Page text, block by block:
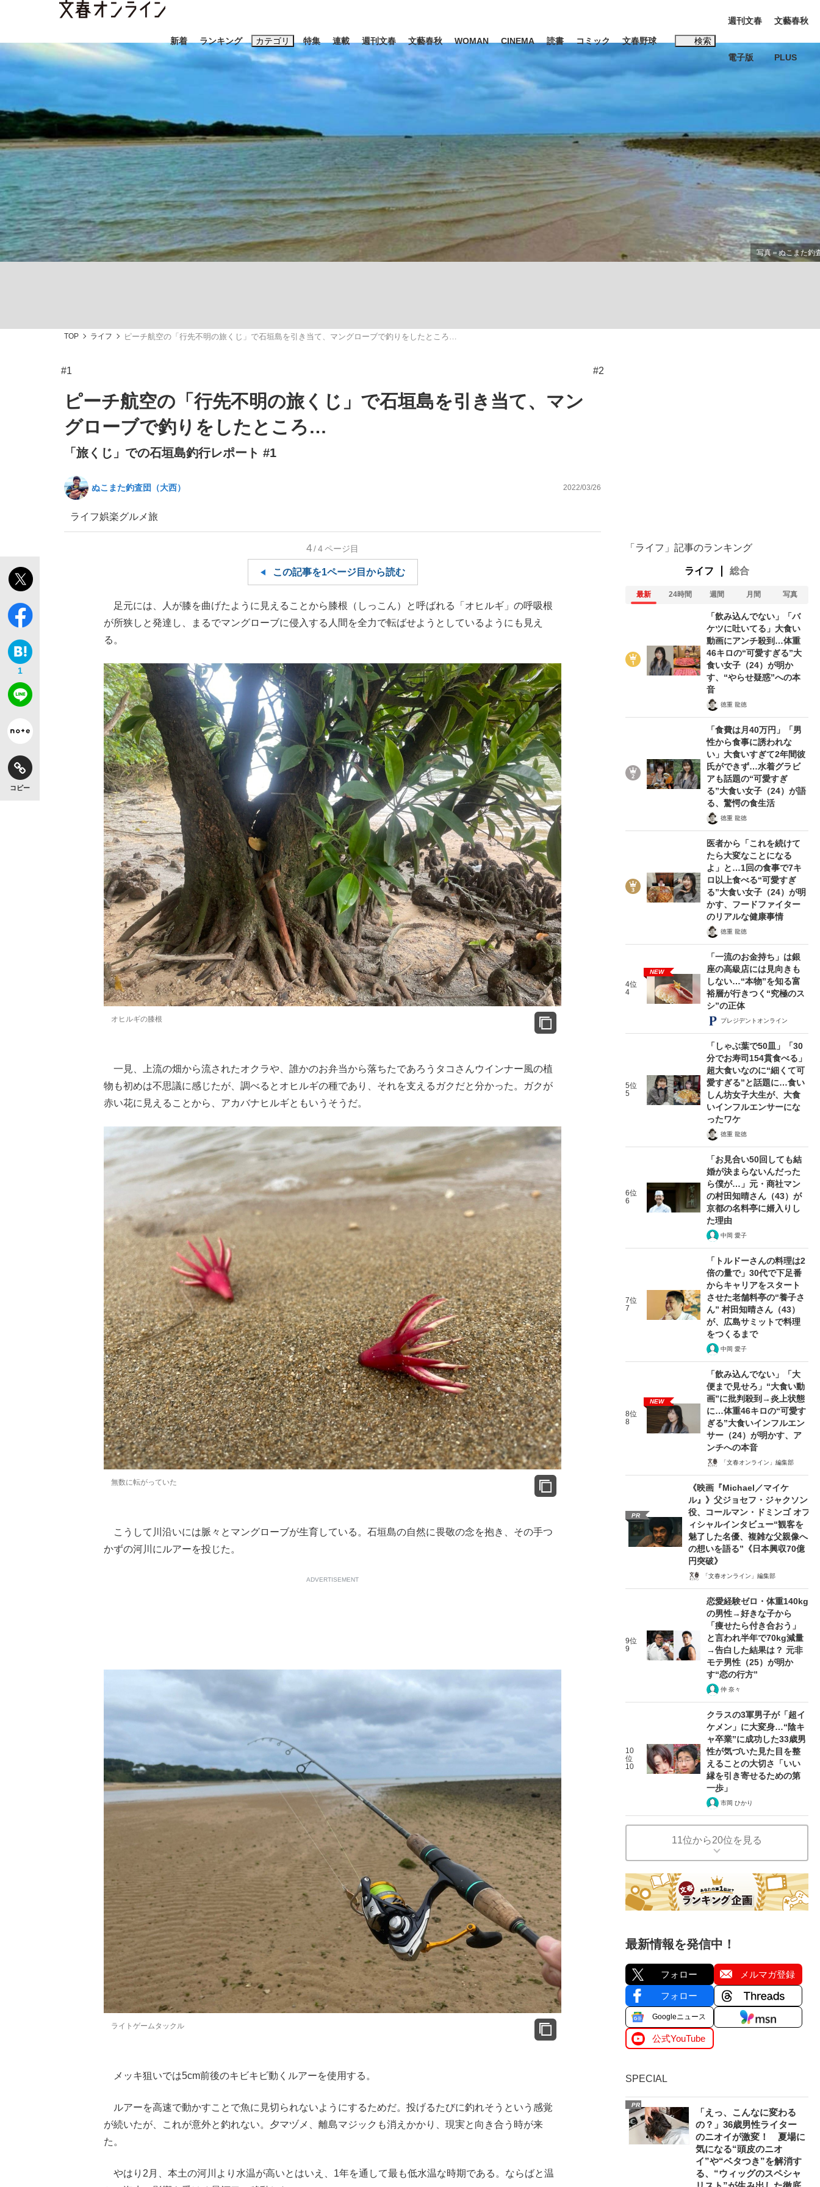
新着 ランキング カテゴリ
エンタメ ライフ インタビュー
「90%は失敗する。でも…」本田圭佑が初めて明かした日本代表監督に... 「最悪の空気のまま解散」WBC日本代表“敗戦”の真実 選手が明かす...
「目標達成できなかったからと言って…」サッカー日本代表・森保一監督...
もっと見る
特集
終戦から81年
観る将棋、読む将棋
連載 週刊文春 文藝春秋 WOMAN CINEMA 読書 コミック 文春野球 検索
キーワード入力
おすすめのキーワードタグ一覧
#藤田晋 #三山凌輝 #高市早苗 #後藤真希 #森岡毅 #城彰二 #内田有紀
#松田聖子
#玉木雄一郎
#亀和田武
週刊文春
電子版
文藝春秋
PLUS
TOP ライフ ピーチ航空の「行先不明の旅くじ」で石垣島を引き当て、マングローブで釣りをしたところ…
#1 #2
ピーチ航空の「行先不明の旅くじ」で石垣島を引き当て、マン
グローブで釣りをしたところ…
「旅くじ」での石垣島釣行レポート #1
ぬこまた釣査団（大西） 2022/03/26
ライフ娯楽グルメ旅
1
コピー
4/4ページ目
この記事を1ページ目から読む
足元には、人が膝を曲げたように見えることから膝根（しっこん）と呼ばれる「オヒルギ」の呼吸根
が所狭しと発達し、まるでマングローブに侵入する人間を全力で転ばせようとしているようにも見え
る。
オヒルギの膝根
一見、上流の畑から流されたオクラや、誰かのお弁当から落ちたであろうタコさんウインナー風の植
物も初めは不思議に感じたが、調べるとオヒルギの種であり、それを支えるガクだと分かった。ガクが
赤い花に見えることから、アカバナヒルギともいうそうだ。
無数に転がっていた
こうして川沿いには脈々とマングローブが生育している。石垣島の自然に畏敬の念を抱き、その手つ
かずの河川にルアーを投じた。
ADVERTISEMENT
ライトゲームタックル
メッキ狙いでは5cm前後のキビキビ動くルアーを使用する。
ルアーを高速で動かすことで魚に見切られないようにするためだ。投げるたびに釣れそうという感覚
が続いたが、これが意外と釣れない。夕マヅメ、離島マジックも消えかかり、現実と向き合う時が来
た。
やはり2月、本土の河川より水温が高いとはいえ、1年を通して最も低水温な時期である。ならばと温
「ライフ」記事のランキング
ライフ 総合
最新 24時間 週間 月間 写真
「飲み込んでない」「バ
ケツに吐いてる」大食い
動画にアンチ殺到…体重
46キロの“可愛すぎる”大
食い女子（24）が明か
す、“やらせ疑惑”への本
音
徳重 龍徳
「食費は月40万円」「男
性から食事に誘われな
い」大食いすぎて2年間彼
氏ができず…水着グラビ
アも話題の“可愛すぎ
る”大食い女子（24）が語
る、驚愕の食生活
徳重 龍徳
医者から「これを続けて
たら大変なことになる
よ」と…1回の食事で7キ
ロ以上食べる“可愛すぎ
る”大食い女子（24）が明
かす、フードファイター
のリアルな健康事情
徳重 龍徳
4位
4
NEW
「一流のお金持ち」は銀
座の高級店には見向きも
しない…“本物”を知る富
裕層が行きつく“究極のス
シ”の正体
プレジデントオンライン
5位
5
「しゃぶ葉で50皿」「30
分でお寿司154貫食べる」
超大食いなのに“細くて可
愛すぎる”と話題に…食い
しん坊女子大生が、大食
いインフルエンサーにな
ったワケ
徳重 龍徳
6位
6
「お見合い50回しても結
婚が決まらないんだった
ら僕が…」元・商社マン
の村田知晴さん（43）が
京都の名料亭に婿入りし
た理由
中岡 愛子
7位
7
「トルドーさんの料理は2
倍の量で」30代で下足番
からキャリアをスタート
させた老舗料亭の“養子さ
ん” 村田知晴さん（43）
が、広島サミットで料理
をつくるまで
中岡 愛子
8位
8
NEW
「飲み込んでない」「大
便まで見せろ」“大食い動
画”に批判殺到→炎上状態
に…体重46キロの“可愛す
ぎる”大食いインフルエン
サー（24）が明かす、ア
ンチへの本音
「文春オンライン」編集部
PR
《映画『Michael／マイケ
ル』》父ジョセフ・ジャクソン
役、コールマン・ドミンゴ オフ
ィシャルインタビュー“観客を
魅了した名優、複雑な父親像へ
の想いを語る”《日本興収70億
円突破》
「文春オンライン」編集部
9位
9
恋愛経験ゼロ・体重140kg
の男性→好きな子から
「痩せたら付き合おう」
と言われ半年で70kg減量
→告白した結果は？ 元非
モテ男性（25）が明か
す“恋の行方”
仲 奈々
10
位
10
クラスの3軍男子が「超イ
ケメン」に大変身…“陰キ
ャ卒業”に成功した33歳男
性が気づいた見た目を整
えることの大切さ「いい
縁を引き寄せるための第
一歩」
市岡 ひかり
11位から20位を見る
最新情報を発信中！
フォロー メルマガ登録
フォロー
Googleニュース
公式YouTube
SPECIAL
PR
「えっ、こんなに変わる
の？」36歳男性ライター
のニオイが激変！ 夏場に
気になる“頭皮のニオ
イ”や“ベタつき”を解消す
る、“ウィッグのスペシャ